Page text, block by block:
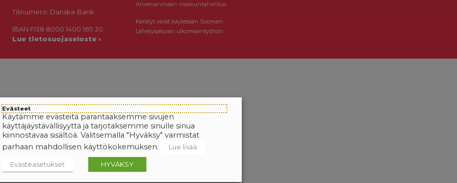
Tilinumero: Danske Bank
IBAN FI38 8000 1400 1611 30
Lue tietosuojaseloste ›
Ahvenanmaan maakuntahallitus.
Kerätyt varat käytetään Suomen
Lähetysseuran ulkomaantyöhön.
Evästeet
Käytämme evästeitä parantaaksemme sivujen
käyttäjäystävällisyyttä ja tarjotaksemme sinulle sinua
kiinnostavaa sisältöä. Valitsemalla "Hyväksy" varmistat
parhaan mahdollisen käyttökokemuksen.
Lue lisää
Evästeasetukset HYVÄKSY